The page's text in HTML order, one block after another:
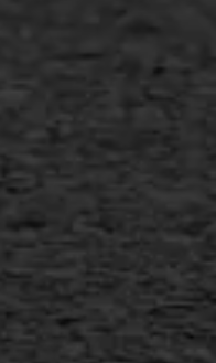
Gietasfalt reparatie
Scheurreparatie
Flexigoot